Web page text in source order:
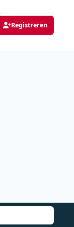
Registreren